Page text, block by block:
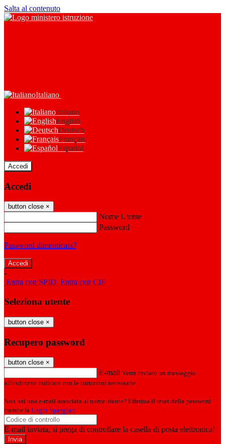
Salta al contenuto
Italiano
Italiano
English
Deutsch
Français
Español
Accedi
Accedi
button close ×
Nome Utente
Password
Password dimenticata?
-
Entra con SPID Entra con CIE
Seleziona utente
button close ×
Recupero password
button close ×
E-mail Verrà inviato un messaggio
all'indirizzo indicato con le istruzioni necessarie.
Non hai una e-mail associata al nome utente? Effettua il reset della password
tramite la Login Spaggiari
E-mail inviata, si prega di controllare la casella di posta elettronica!